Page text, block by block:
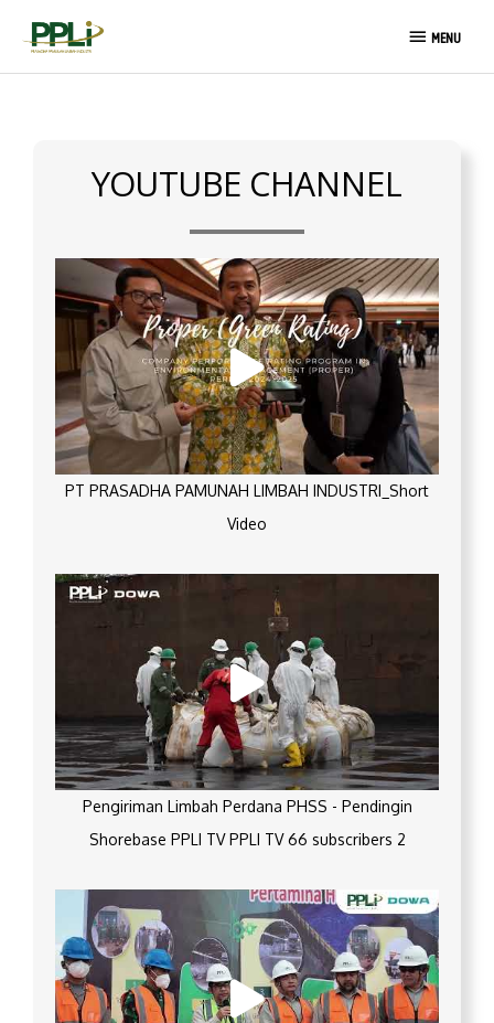
MENU
MENU
YOUTUBE CHANNEL
PT PRASADHA PAMUNAH LIMBAH INDUSTRI_Short
Video
Pengiriman Limbah Perdana PHSS - Pendingin
Shorebase PPLI TV PPLI TV 66 subscribers 2